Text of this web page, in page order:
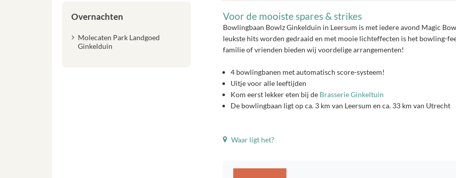
Voor de mooiste spares & strikes
Bowlingbaan Bowlz Ginkelduin in Leersum is met iedere avond Magic
leukste hits worden gedraaid en met mooie lichteffecten is het bowling-
familie of vrienden bieden wij voordelige arrangementen!
4 bowlingbanen met automatisch score-systeem!
Uitje voor alle leeftijden
Kom eerst lekker eten bij de Brasserie Ginkeltuin
De bowlingbaan ligt op ca. 3 km van Leersum en ca. 33 km van Utrecht
Waar ligt het?
Overnachten
Molecaten Park Landgoed
Ginkelduin